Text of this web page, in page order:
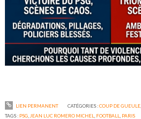
LIEN PERMANENT CATÉGORIES :COUP DE GUEULE,
TAGS : PSG JEAN LUC ROMERO MICHEL FOOTBALL PARIS